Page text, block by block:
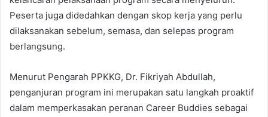
Peserta juga didedahkan dengan skop kerja yang perlu
dilaksanakan sebelum, semasa, dan selepas program
berlangsung.
Menurut Pengarah PPKKG, Dr. Fikriyah Abdullah,
penganjuran program ini merupakan satu langkah proaktif
dalam memperkasakan peranan Career Buddies sebagai